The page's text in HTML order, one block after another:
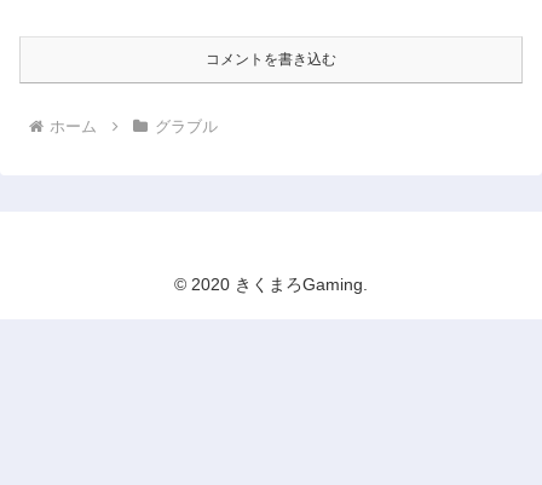
コメントを書き込む
ホーム グラブル
© 2020 きくまろGaming.